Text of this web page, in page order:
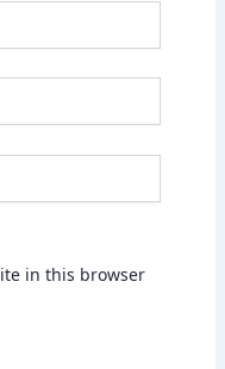
in this browser